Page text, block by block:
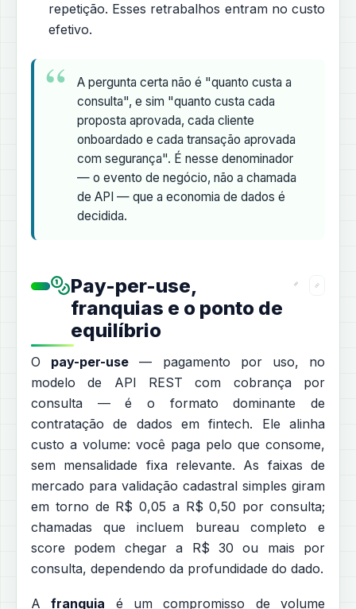
repetição. Esses retrabalhos entram no custo
efetivo.
A pergunta certa não é "quanto custa a
consulta", e sim "quanto custa cada
proposta aprovada, cada cliente
onboardado e cada transação aprovada
com segurança". É nesse denominador
— o evento de negócio, não a chamada
de API — que a economia de dados é
decidida.
Pay-per-use,
franquias e o ponto de
equilíbrio
O pay-per-use — pagamento por uso, no
modelo de API REST com cobrança por
consulta — é o formato dominante de
contratação de dados em fintech. Ele alinha
custo a volume: você paga pelo que consome,
sem mensalidade fixa relevante. As faixas de
mercado para validação cadastral simples giram
em torno de R$ 0,05 a R$ 0,50 por consulta;
chamadas que incluem bureau completo e
score podem chegar a R$ 30 ou mais por
consulta, dependendo da profundidade do dado.
Afranquia é um compromisso de volume